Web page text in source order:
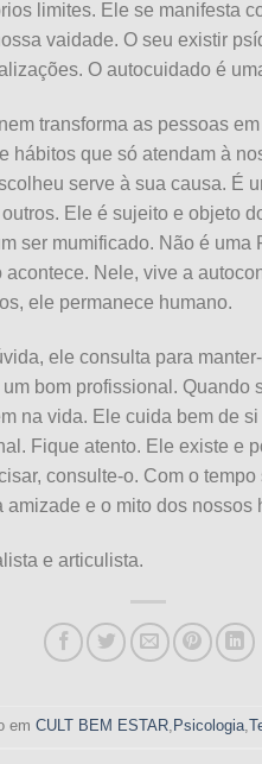
limites. Ele se manifesta
vaidade. O seu existir
O autocuidado é
transforma as pessoas
hábitos que só atendam à
serve à sua causa. É
Ele é sujeito e objeto
ser mumificado. Não é
Nele, vive a
ele permanece humano.
ele consulta para
bom profissional. Quando
na vida. Ele cuida bem de
Fique atento. Ele existe e
consulte-o. Com o
e o mito dos nossos
e articulista.
em CULT BEM ESTAR, Psicologia,